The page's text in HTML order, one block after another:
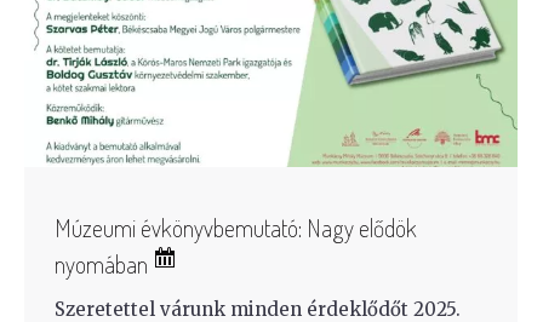
Múzeumi évkönyvbemutató: Nagy elődök
nyomában
Szeretettel várunk minden érdeklődőt 2025.